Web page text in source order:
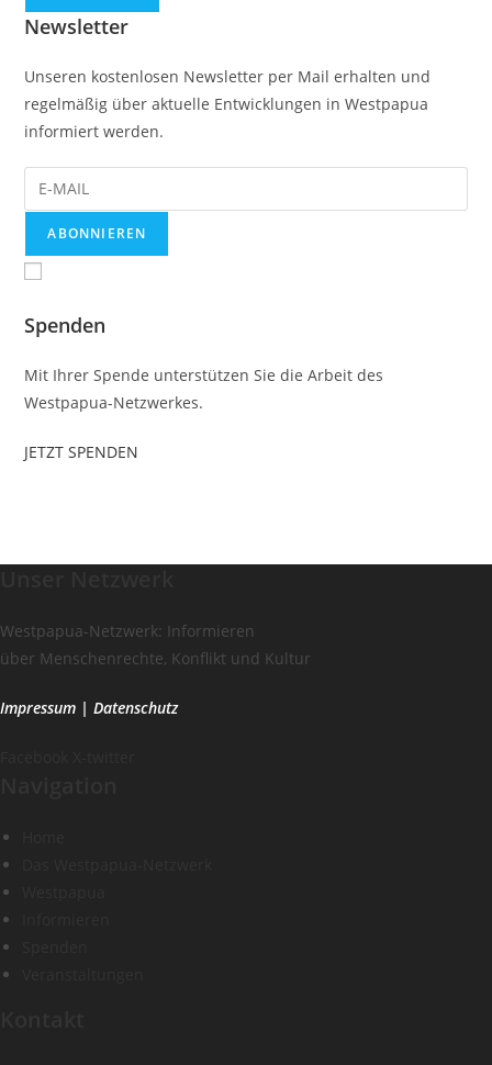
Newsletter
Unseren kostenlosen Newsletter per Mail erhalten und
regelmäßig über aktuelle Entwicklungen in Westpapua
informiert werden.
ABONNIEREN
Spenden
Mit Ihrer Spende unterstützen Sie die Arbeit des
Westpapua-Netzwerkes.
JETZT SPENDEN
Westpapua-Netzwerk: Informieren
über Menschenrechte, Konflikt und Kultur
Impressum | Datenschutz